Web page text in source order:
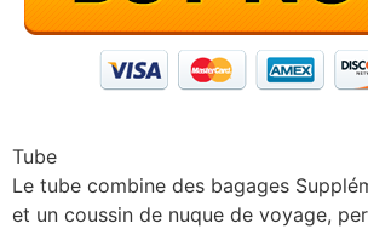
Tube
Le tube combine des bagages
et un coussin de nuque de voyage,